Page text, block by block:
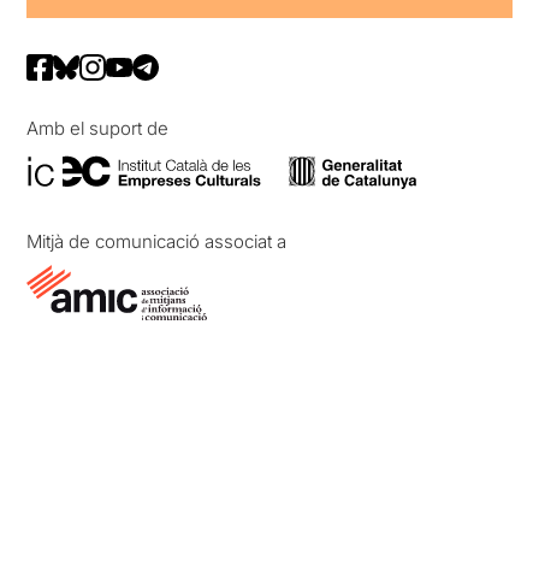
Amb el suport de
Mitjà de comunicació associat a